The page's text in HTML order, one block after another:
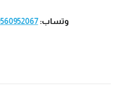
وتساب: